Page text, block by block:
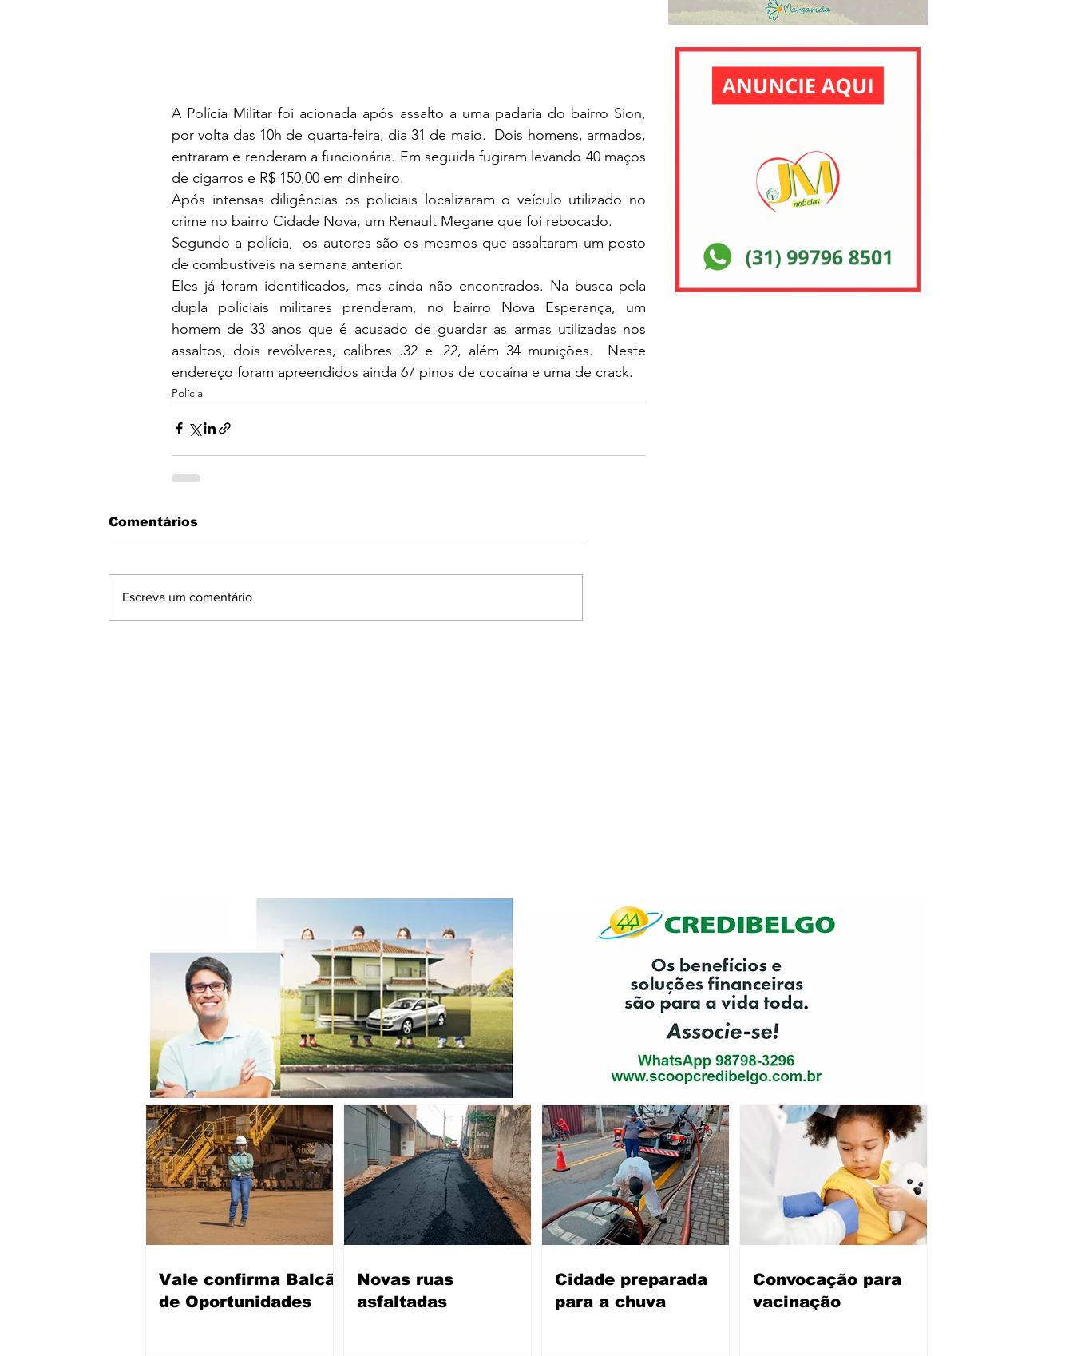
A Polícia Militar foi acionada após assalto a uma padaria do bairro Sion,
por volta das 10h de quarta-feira, dia 31 de maio.  Dois homens, armados,
entraram e renderam a funcionária. Em seguida fugiram levando 40 maços
de cigarros e R$ 150,00 em dinheiro.
Após intensas diligências os policiais localizaram o veículo utilizado no
crime no bairro Cidade Nova, um Renault Megane que foi rebocado.
Segundo a polícia,  os autores são os mesmos que assaltaram um posto
de combustíveis na semana anterior.
Eles já foram identificados, mas ainda não encontrados. Na busca pela
dupla policiais militares prenderam, no bairro Nova Esperança, um
homem de 33 anos que é acusado de guardar as armas utilizadas nos
assaltos, dois revólveres, calibres .32 e .22, além 34 munições.  Neste
endereço foram apreendidos ainda 67 pinos de cocaína e uma de crack.
Polícia
Comentários
Escreva um comentário
Vale confirma Balcão
de Oportunidades
Novas ruas
asfaltadas
Cidade preparada
para a chuva
Convocação para
vacinação